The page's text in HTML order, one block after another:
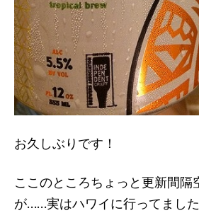
お久しぶりです！
ここのところちょっと更新間隔
が……実はハワイに行ってました